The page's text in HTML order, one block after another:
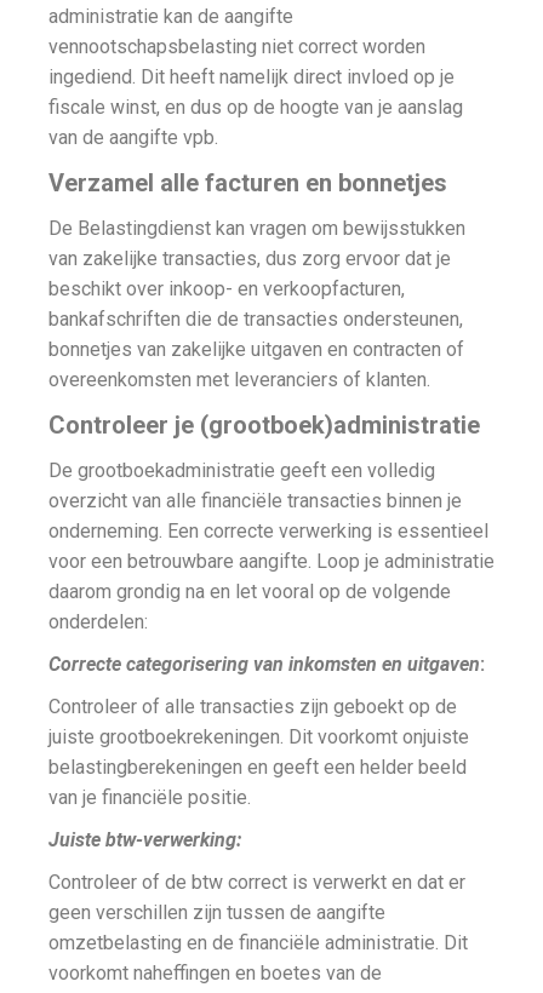
administratie kan de aangifte
vennootschapsbelasting niet correct worden
ingediend. Dit heeft namelijk direct invloed op je
fiscale winst, en dus op de hoogte van je aanslag
van de aangifte vpb.
Verzamel alle facturen en bonnetjes
De Belastingdienst kan vragen om bewijsstukken
van zakelijke transacties, dus zorg ervoor dat je
beschikt over inkoop- en verkoopfacturen,
bankafschriften die de transacties ondersteunen,
bonnetjes van zakelijke uitgaven en contracten of
overeenkomsten met leveranciers of klanten.
Controleer je (grootboek)administratie
De grootboekadministratie geeft een volledig
overzicht van alle financiële transacties binnen je
onderneming. Een correcte verwerking is essentieel
voor een betrouwbare aangifte. Loop je administratie
daarom grondig na en let vooral op de volgende
onderdelen:
Correcte categorisering van inkomsten en uitgaven:
Controleer of alle transacties zijn geboekt op de
juiste grootboekrekeningen. Dit voorkomt onjuiste
belastingberekeningen en geeft een helder beeld
van je financiële positie.
Juiste btw-verwerking:
Controleer of de btw correct is verwerkt en dat er
geen verschillen zijn tussen de aangifte
omzetbelasting en de financiële administratie. Dit
voorkomt naheffingen en boetes van de